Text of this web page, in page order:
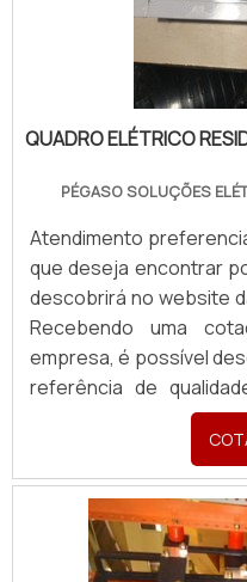
QUADRO ELÉTRICO
PÉGASO SOLUÇÕES
Atendimento
que deseja encontrar
descobrirá no website
Recebendo uma
empresa, é possível
referência de
DETALHES
RESIDENCIALQuem
residencial em uma
site da...